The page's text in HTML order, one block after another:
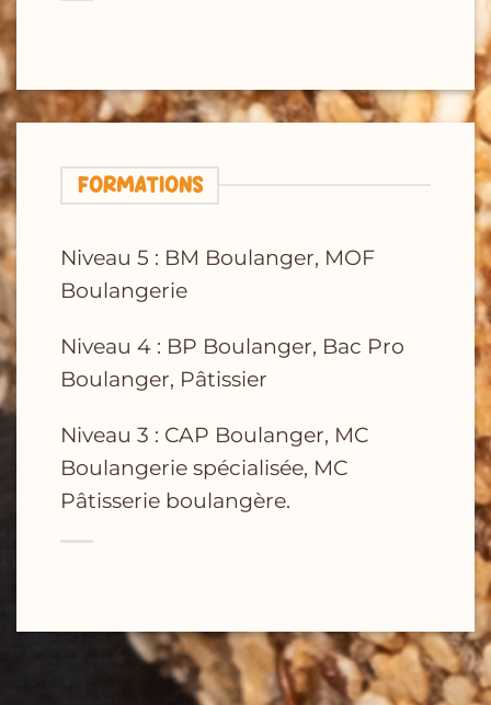
FORMATIONS
Niveau 5 : BM Boulanger, MOF
Boulangerie
Niveau 4 : BP Boulanger, Bac Pro
Boulanger, Pâtissier
Niveau 3 : CAP Boulanger, MC
Boulangerie spécialisée, MC
Pâtisserie boulangère.